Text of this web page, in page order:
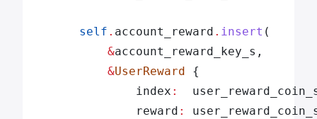
        self
. account_reward . insert (
            &
account_reward_key_s,
            &
UserReward {
                index
:
                reward
: